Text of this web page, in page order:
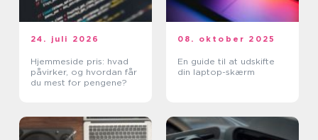
24. juli 2026
Hjemmeside pris: hvad
påvirker, og hvordan får
du mest for pengene?
08. oktober 2025
En guide til at udskifte
din laptop-skærm